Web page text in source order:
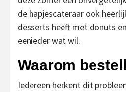
de hapjescateraar ook
desserts heeft met donuts
eenieder wat wil.
Waarom
Iedereen herkent dit